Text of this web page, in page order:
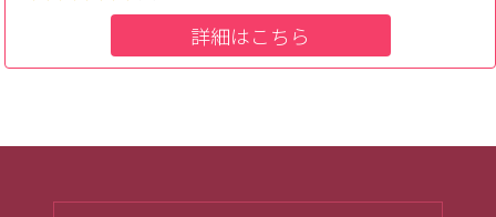
詳細はこちら